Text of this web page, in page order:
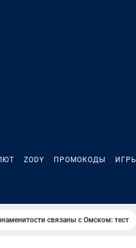
ZODY ПРОМОКОДЫ ИГРЫ
связаны с Омском: тест